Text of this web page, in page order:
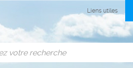
Liens utiles